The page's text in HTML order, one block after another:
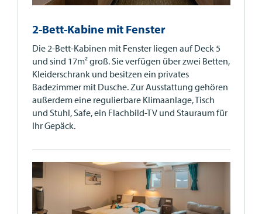
2-Bett-Kabine mit Fenster
Die 2-Bett-Kabinen mit Fenster liegen auf Deck 5
und sind 17m² groß. Sie verfügen über zwei Betten,
Kleiderschrank und besitzen ein privates
Badezimmer mit Dusche. Zur Ausstattung gehören
außerdem eine regulierbare Klimaanlage, Tisch
und Stuhl, Safe, ein Flachbild-TV und Stauraum für
Ihr Gepäck.